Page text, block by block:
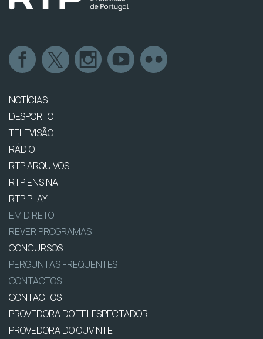
NOTÍCIAS
DESPORTO
TELEVISÃO
RÁDIO
RTP ARQUIVOS
RTP ENSINA
RTP PLAY
EM DIRETO
REVER PROGRAMAS
CONCURSOS
PERGUNTAS FREQUENTES
CONTACTOS
CONTACTOS
PROVEDORA DO TELESPECTADOR
PROVEDORA DO OUVINTE